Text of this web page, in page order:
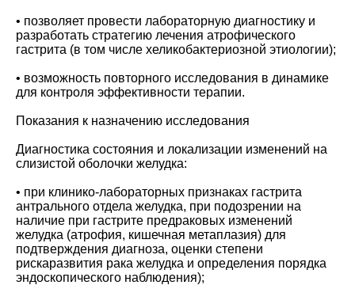
• позволяет провести лабораторную диагностику и
разработать стратегию лечения атрофического
гастрита (в том числе хеликобактериозной этиологии);
• возможность повторного исследования в динамике
для контроля эффективности терапии.
Показания к назначению исследования
Диагностика состояния и локализации изменений на
слизистой оболочки желудка:
• при клинико-лабораторных признаках гастрита
антрального отдела желудка, при подозрении на
наличие при гастрите предраковых изменений
желудка (атрофия, кишечная метаплазия) для
подтверждения диагноза, оценки степени
рискаразвития рака желудка и определения порядка
эндоскопического наблюдения);